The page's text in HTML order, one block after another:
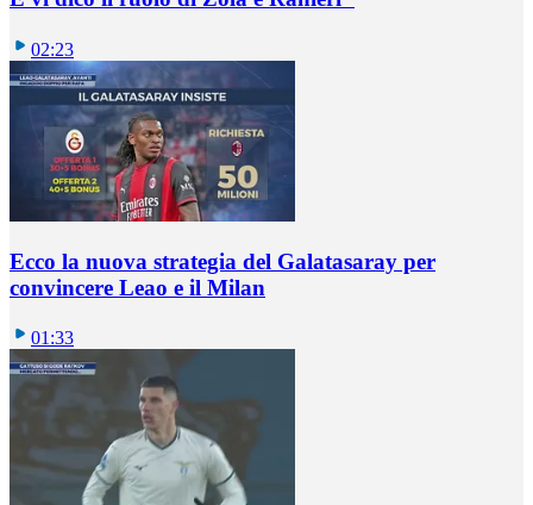
02:23
Ecco la nuova strategia del Galatasaray per
convincere Leao e il Milan
01:33